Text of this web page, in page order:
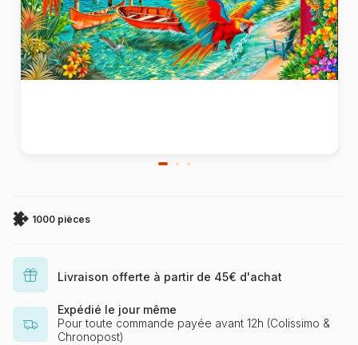
1000 pièces
Livraison offerte à partir de 45€ d'achat
Expédié le jour même
Pour toute commande payée avant 12h (Colissimo &
Chronopost)